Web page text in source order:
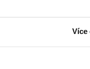
Více